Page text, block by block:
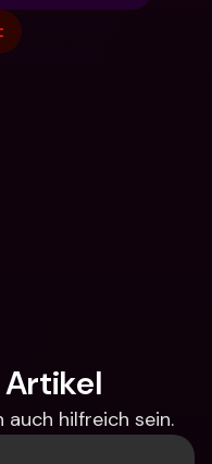
hilfreich sein.